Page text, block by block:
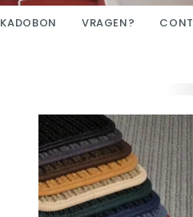
KADOBON VRAGEN?